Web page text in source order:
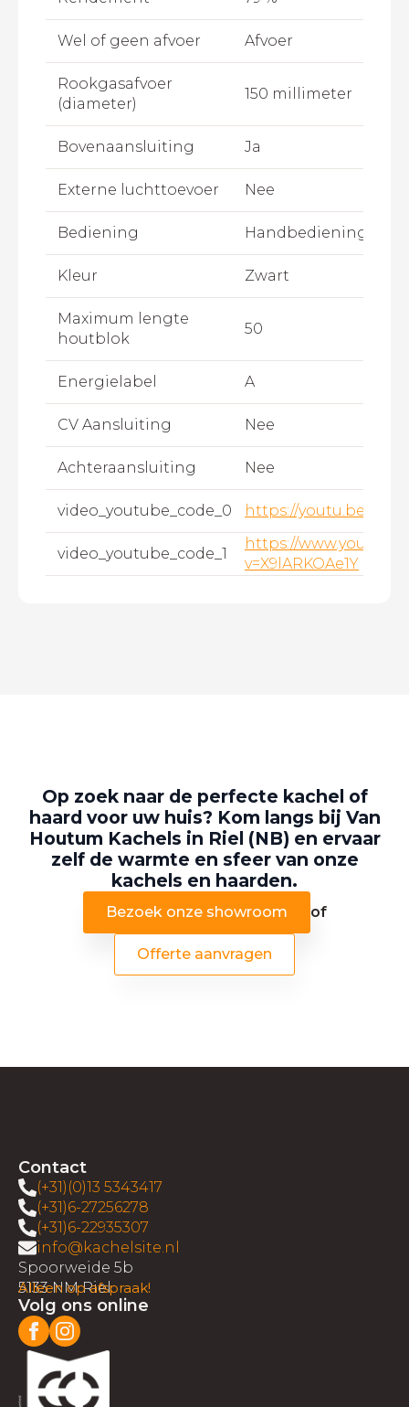
Wel of geen afvoer Afvoer
Rookgasafvoer
(diameter)
150 millimeter
Bovenaansluiting Ja
Externe luchttoevoer Nee
Bediening Handbediening
Kleur Zwart
Maximum lengte
houtblok
50
Energielabel A
CV Aansluiting Nee
Achteraansluiting Nee
video_youtube_code_0 https://youtu.be/
video_youtube_code_1
https://
v=X9lARKOAe1Y
Op zoek naar de perfecte kachel of
haard voor uw huis? Kom langs bij Van
Houtum Kachels in Riel (NB) en ervaar
zelf de warmte en sfeer van onze
kachels en haarden.
Bezoek onze showroom of
Offerte aanvragen
Contact
(+31)(0)13 5343417
(+31)6-27256278
(+31)6-22935307
info@kachelsite.nl
Spoorweide 5b
5133 NM Riel
Alleen op afspraak!
Volg ons online